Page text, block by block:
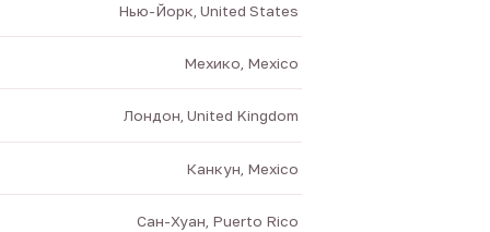
Нью-Йорк, United States
Мехико, Mexico
Лондон, United Kingdom
Канкун, Mexico
Сан-Хуан, Puerto Rico